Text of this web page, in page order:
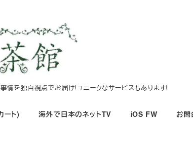
情を独自視点でお届け!ユニークなサービスもあります!
ート) 海外で日本のネットTV iOS FW お問